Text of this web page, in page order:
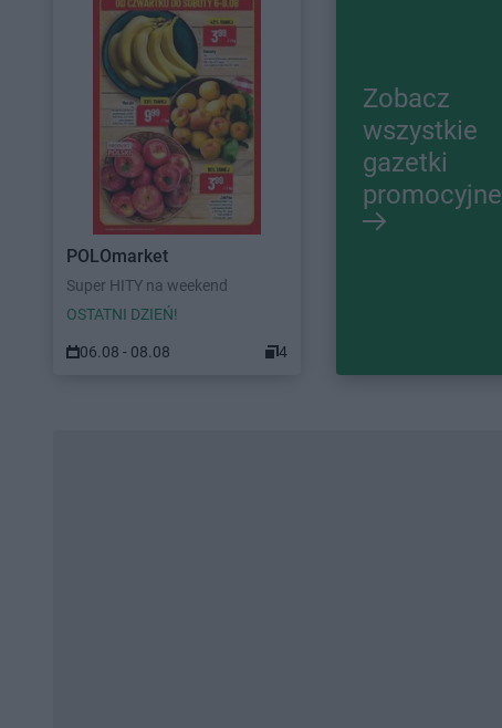
POLOmarket
Super HITY na weekend
OSTATNI DZIEŃ!
06.08 - 08.08 4
Zobacz
wszystkie
gazetki
promocyjne